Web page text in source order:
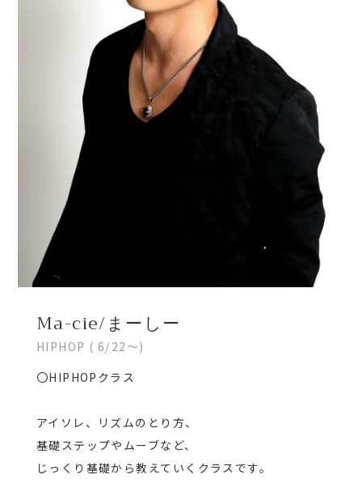
CONTACT
INSTGRAM
体験レッスンの予約はこちら
Ma-cie/まーしー
HIPHOP ( 6/22～)
〇HIPHOPクラス
アイソレ、リズムのとり方、
基礎ステップやムーブなど、
じっくり基礎から教えていくクラスです。